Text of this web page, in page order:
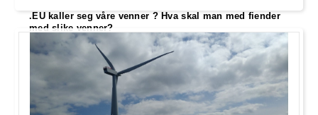
.EU kaller seg våre venner ? Hva skal man med fiender
med slike venner?
I løpet av de siste månedene har forholdet
mellom Norge og EU blitt satt på prøve,
spesielt med tanke på fiskekvoter